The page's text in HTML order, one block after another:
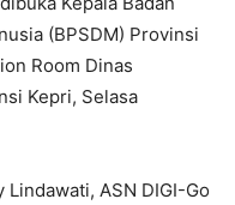
(BPSDM) Provinsi
Room Dinas
Kepri, Selasa
Lindawati, ASN DIGI-Go